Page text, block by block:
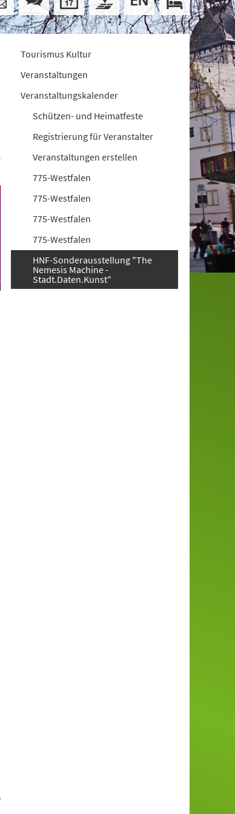
Tourismus Kultur
Veranstaltungen
Veranstaltungskalender
Schützen- und Heimatfeste
Registrierung für Veranstalter
Veranstaltungen erstellen
775-Westfalen
775-Westfalen
775-Westfalen
775-Westfalen
HNF-Sonderausstellung "The
Nemesis Machine -
Stadt.Daten.Kunst"